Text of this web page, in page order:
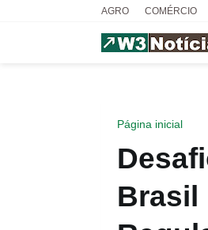
AGRO COMÉRCIO
Página inicial
Brasil